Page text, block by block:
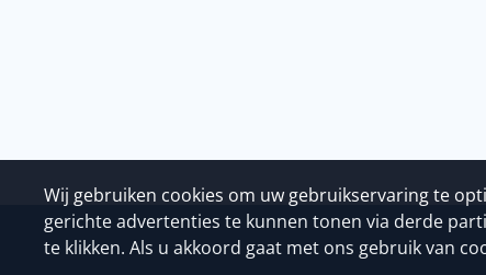
Wij gebruiken cookies om uw gebruikservaring te
gerichte advertenties te kunnen tonen via derde
te klikken. Als u akkoord gaat met ons gebruik van